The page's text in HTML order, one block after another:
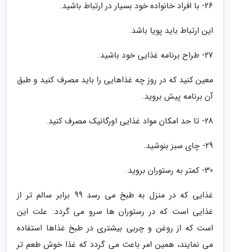
26- با افراد خانواده خود بسیار در ارتباط باشید.
این ارتباط باید پویا باشد.
27- طراح برنامه غذایی خود باشید.
معین کنید که در روز چه غذاهایی را باید مصرف کنید و طبق
آن برنامه پیش بروید.
28- تا حد امکان مواد غذایی اورگانیک مصرف کنید.
29- چای سبز بنوشید.
30- کمتر به رستوران بروید.
غذایی که در منزل به طبخ می رسد 99 برابر سالم تر از
غذایی است که در رستوران ها سرو می گردد. علت این
است که از روغن و چربی بیشتری در طبخ غذاها استفاده
می نمایند، همین امر باعث می گردد که غذا خوش طعم تر